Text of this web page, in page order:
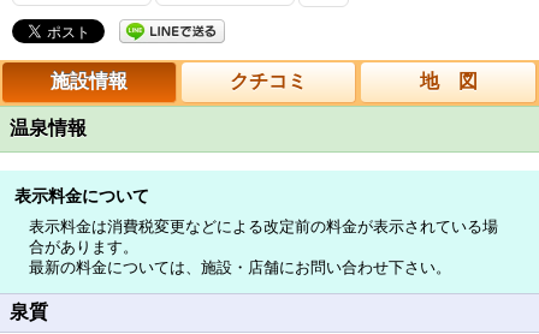
施設情報 クチコミ 地 図
温泉情報
表示料金について
表示料金は消費税変更などによる改定前の料金が表示されている場
合があります。
最新の料金については、施設・店舗にお問い合わせ下さい。
泉質